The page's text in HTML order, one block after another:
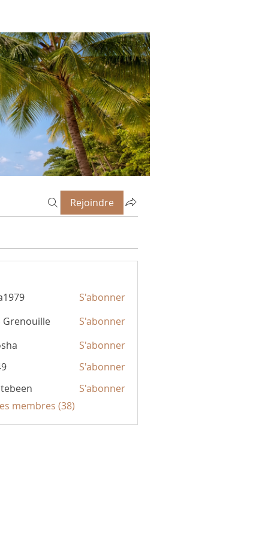
Rejoindre
S'abonner
Grenouille
S'abonner
S'abonner
S'abonner
S'abonner
membres (38)